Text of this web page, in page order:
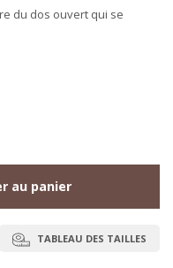
du dos ouvert qui se
au panier
TABLEAU DES TAILLES